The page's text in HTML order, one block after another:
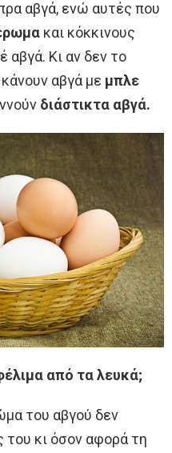
αβγά, ενώ αυτές που
και κόκκινους
αβγά. Κι αν δεν το
αβγά με μπλε
διάστικτα αβγά.
από τα λευκά;
του αβγού δεν
του κι όσον αφορά τη